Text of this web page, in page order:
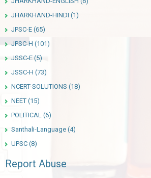
JHARKHAND-HINDI (1)
JPSC-E (65)
JPSC-H (101)
JSSC-E (5)
JSSC-H (73)
NCERT-SOLUTIONS (18)
NEET (15)
POLITICAL (6)
Santhali-Language (4)
UPSC (8)
Report Abuse